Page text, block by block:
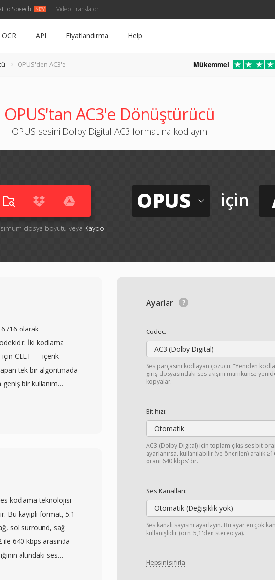
to Speech Video Translator
OCR API Fiyatlandırma Help
OPUS'den AC3'e Mükemmel
OPUS'tan AC3'e Dönüştürücü
OPUS sesini Dolby Digital AC3 formatına kodlayın
dosya boyutu veya Kaydol
OPUS için
Ayarlar
Codec:
AC3 (Dolby Digital)
Ses parçasını kodlayan çözücü. "Yeniden
giriş dosyasındaki ses akışını mümkünse
kopyalar.
Bit hızı:
Otomatik
AC3 (Dolby Digital) için toplam çıkış ses bit
ayarlanırsa, kullanılabilir (ve önerilen) aralık
oranı 640 kbps'dir.
Ses Kanalları:
Otomatik (Değişiklik yok)
Ses kanalı sayısını ayarlayın. Bu ayar en çok
kullanışlıdır (örn. 5,1'den stereo'ya).
Hepsini sıfırla
6716 olarak
İki kodlama
için CELT — içerik
tek bir algoritmada
bir kullanım
üstün performans
kılan üç avantaj
MP3&#039;ün
ve eşdeğer hızlarda
için zorunlu kodek
bir Opus kod
Zoom ve YouTube
kodlama teknolojisi
Bu kayıplı format, 5.1
sol surround, sağ
640 kbps arasında
altındaki ses
kompakt dosyalar